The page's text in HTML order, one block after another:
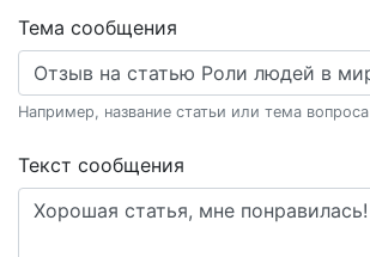
Тема сообщения
Например, название статьи или тема вопроса
Текст сообщения